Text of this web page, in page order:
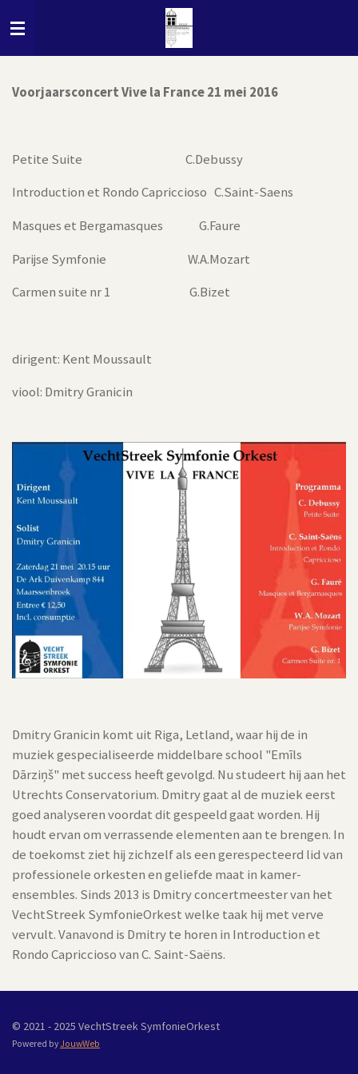
direct
naar
hoofdinhoud
Voorjaarsconcert Vive la France 21 mei 2016
Petite Suite C.Debussy
Introduction et Rondo Capriccioso C.Saint-Saens
Masques et Bergamasques G.Faure
Parijse Symfonie W.A.Mozart
Carmen suite nr 1 G.Bizet
dirigent: Kent Moussault
viool: Dmitry Granicin
Dmitry Granicin komt uit Riga, Letland, waar hij de in
muziek gespecialiseerde middelbare school "Emīls
Dārziņš" met success heeft gevolgd. Nu studeert hij aan het
Utrechts Conservatorium. Dmitry gaat al de muziek eerst
goed analyseren voordat dit gespeeld gaat worden. Hij
houdt ervan om verrassende elementen aan te brengen. In
de toekomst ziet hij zichzelf als een gerespecteerd lid van
professionele orkesten en geliefde maat in kamer-
ensembles. Sinds 2013 is Dmitry concertmeester van het
VechtStreek SymfonieOrkest welke taak hij met verve
vervult. Vanavond is Dmitry te horen in Introduction et
Rondo Capriccioso van C. Saint-Saëns.
© 2021 - 2025 VechtStreek SymfonieOrkest
Powered by JouwWeb